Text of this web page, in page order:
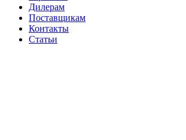
Дилерам
Поставщикам
Контакты
Статьи